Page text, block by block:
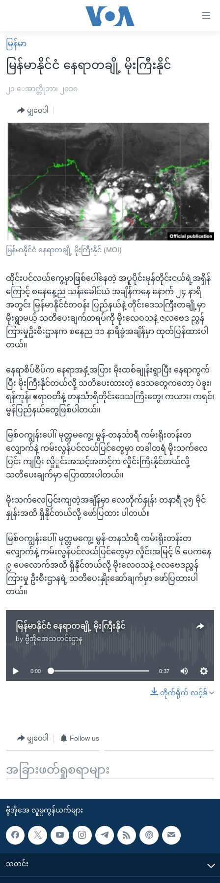
လွယ်ကူ
စေ
Link
များ
ကျော်
ရန်
ပင်မ
ညွန်း
စာမျက်နှာ
ကျော်
ကြည့်
ရန်
ရှာဖွေ
ရန်
နေရာ
ကျော်
ရန်
မူလစာမျက်နှာ
မြန်မာ
ကမ္ဘာ့သတင်းများ
နိုင်ငံတကာ
အမေရိကန်
အစ္စရေး-ပါလက်စတိုင်း
သတင်းလွတ်လပ်ခွင့်
ရပ်ဝန်းတခု လမ်းတခု အလွန်
အင်္ဂလိပ်စာလေ့လာမယ်
အမေရိကန်သုံးအီဒီယံ
မကြေးမုံရဲ့ အင်္ဂလိပ်စာ
ရုပ်ရှင်ထဲက အင်္ဂလိပ်စာ
သုတပဒေသာ အင်္ဂလိပ်စာ
အပတ်စဉ်ကဏ္ဍများ
ရေဒီယို
တီဗွီ
ရေဒီယိုနှင့်ရုပ်သံ အချက်အလက်များ
ရေဒီယို/တီဗွီအစီအစဉ်
Learning English
ဘာသာစကားများ
မြန်မာ
မြန်မာနိုင်ငံ နေရာတချို့ မိုးကြီးနိုင်
၂၁ ေအာက္တိုဘာ၊ ၂၀၁၈
မျှဝေပါ
မြန်မာနိုင်ငံ နေရာတချို့ မိုးကြီးနိုင် (MOI)
ထိုင်းပင်လယ်ကွေ့မှာဖြစ်ပေါ်နေတဲ့ အပူပိုင်းမုန်တိုင်းငယ်ရဲ့အရှိန်
ကြောင့် စနေနေ့ည သန်းခေါင်ယံ အချိန်ကနေ နောက် ၂၄ နာရီ
အတွင်း မြန်မာနိုင်ငံတဝန်း ပြည်နယ်နဲ့ တိုင်းဒေသကြီးတချို့မှာ
မိုးရွာမယ့် သတိပေးချက်တရပ်ကို မိုးလေဝသနဲ့ ဇလဗေဒ ညွှန်
ကြားမှုဦးစီးဌာနက စနေည ၁၁ နာရီခွဲအချိန်မှာ ထုတ်ပြန်ထားပါ
တယ်။
နေရာစိပ်စိပ်က နေရာအနှံ့အပြား မိုးထစ်ချုန်းရွာပြီး နေရာကွက်
ပြီး မိုးကြီးနိုင်တယ်လို့ သတိပေးထားတဲ့ ဒေသတွေကတော့ ပဲခူး၊
ရန်ကုန်၊ ဧရာဝတီနဲ့ တနင်္သာရီတိုင်းဒေသကြီးတွေ၊ ကယား၊ ကရင်၊
မွန်ပြည်နယ်တွေဖြစ်ပါတယ်။
မြစ်ဝကျွန်းပေါ်၊ မုတ္တမကွေ့၊ မွန်-တနင်္သာရီ ကမ်းရိုးတန်းတ
လျှောက်နဲ့ ကမ်းလွန်ပင်လယ်ပြင်တွေမှာ တခါတရံ မိုးသက်လေ
ပြင်း ကျပြီး လှိုှုင်းအသင့်အတင့်က လှိုင်းကြီးနိုင်တယ်လို့
သတိပေးချက်မှာ ပြောထားပါတယ်။
မိုးသက်လေပြင်းကျတဲ့အချိန်မှာ လေတိုက်နှုန်း တနာရီ ၃၅ မိုင်
နှုန်းအထိ ရှိနိုင်တယ်လို့ ဖော်ပြထား ပါတယ်။
မြစ်ဝကျွန်းပေါ်၊ မုတ္တမကွေ့၊ မွန်-တနင်္သာရီ ကမ်းရိုးတန်းတ
လျှောက်နဲ့ ကမ်းလွန်ပင်လယ်ပြင်တွေမှာ လှိုင်းအမြင့် ၆ ပေကနေ
၉ ပေလောက်အထိ ရှိနိုင်တယ်လို့ မိုးလေဝသနဲ့ ဇလဗေဒညွှန်
ကြားမှု ဦးစီးဌာနရဲ့ သတိပေးနှိုးဆော်ချက်မှာ ဖော်ပြထားပါ
တယ်။
မြန်မာနိုင်ငံ နေရာတချို့ မိုးကြီးနိုင်
by ဗွီအိုအေသတင်းဌာန
No media source currently available
0:00 0:37
တိုက်ရိုက် လင့်ခ်
မျှဝေပါ Follow us
အခြားဖတ်ရှုစရာများ
ဗွီအိုအေ လူမှုကွန်ယက်များ
သတင်း